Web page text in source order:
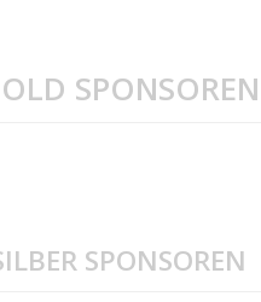
SPONSOREN
SPONSOREN